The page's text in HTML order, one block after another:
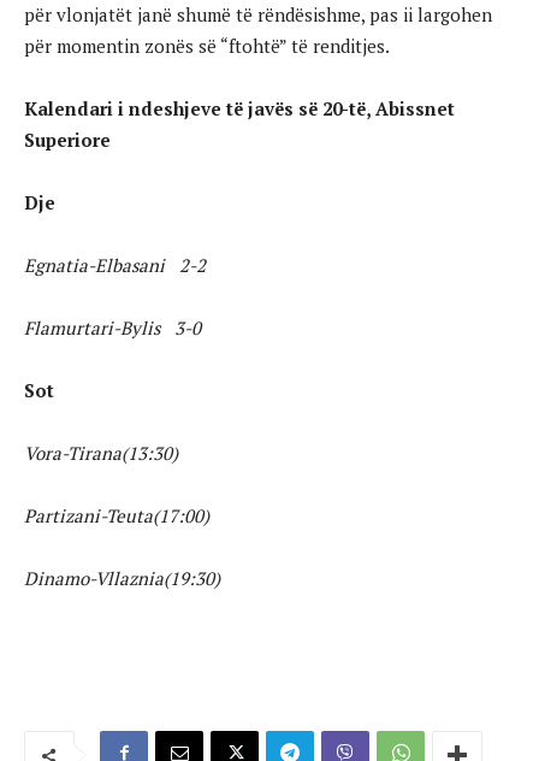
për vlonjatët janë shumë të rëndësishme, pas ii largohen
për momentin zonës së “ftohtë” të renditjes.
Kalendari i ndeshjeve të javës së 20-të, Abissnet
Superiore
Dje
Egnatia-Elbasani 2-2
Flamurtari-Bylis 3-0
Sot
Vora-Tirana(13:30)
Partizani-Teuta(17:00)
Dinamo-Vllaznia(19:30)